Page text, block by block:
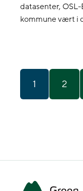
datasenter,
kommune vært i
Oslo og har drøyt
Datasenterets
betydning for
1 2